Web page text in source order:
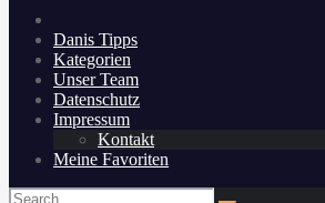
Danis Tipps
Kategorien
Unser Team
Datenschutz
Impressum
Kontakt
Meine Favoriten